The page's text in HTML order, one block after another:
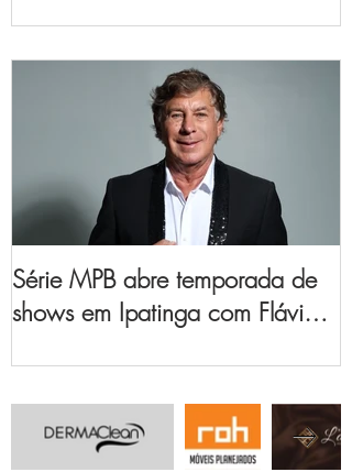
Série MPB abre temporada de
shows em Ipatinga com Flávio